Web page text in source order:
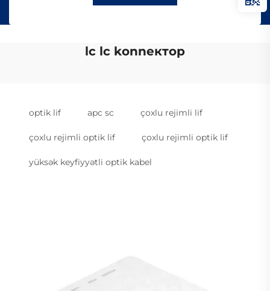
lc lc konnектор
optik lif apc sc çoxlu rejimli lif
çoxlu rejimli optik lif çoxlu rejimli optik lif
yüksək keyfiyyətli optik kabel